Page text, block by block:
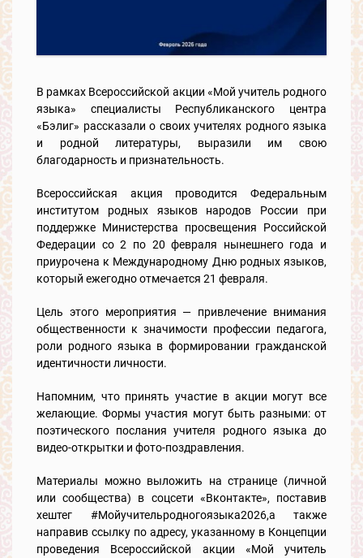
В рамках Всероссийской акции «Мой учитель родного
языка» специалисты Республиканского центра
«Бэлиг» рассказали о своих учителях родного языка
и родной литературы, выразили им свою
благодарность и признательность.
Всероссийская акция проводится Федеральным
институтом родных языков народов России при
поддержке Министерства просвещения Российской
Федерации со 2 по 20 февраля нынешнего года и
приурочена к Международному Дню родных языков,
который ежегодно отмечается 21 февраля.
Цель этого мероприятия — привлечение внимания
общественности к значимости профессии педагога,
роли родного языка в формировании гражданской
идентичности личности.
Напомним, что принять участие в акции могут все
желающие. Формы участия могут быть разными: от
поэтического послания учителя родного языка до
видео-открытки и фото-поздравления.
Материалы можно выложить на странице (личной
или сообщества) в соцсети «Вконтакте», поставив
хештег #Мойучительродногоязыка2026,а также
направив ссылку по адресу, указанному в Концепции
проведения Всероссийской акции «Мой учитель